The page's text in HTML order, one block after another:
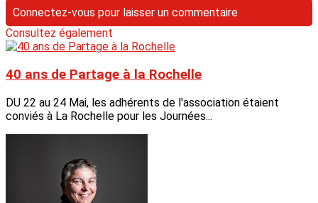
Connectez-vous pour laisser un commentaire
Consultez également
40 ans de Partage à la Rochelle
DU 22 au 24 Mai, les adhérents de l'association étaient
conviés à La Rochelle pour les Journées...